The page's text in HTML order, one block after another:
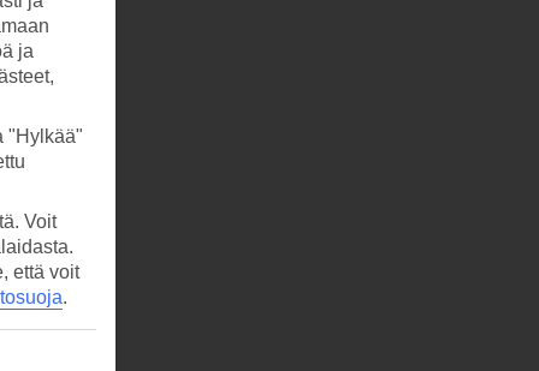
ja
"Hylkää"
Voit
että voit
.